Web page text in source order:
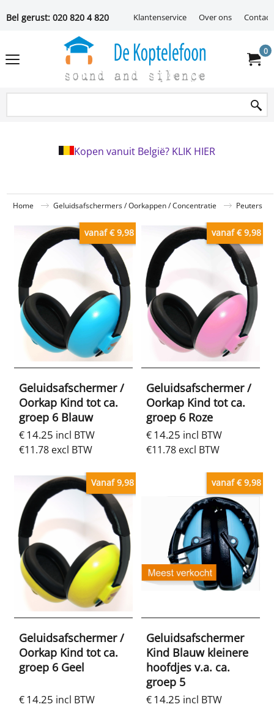
Bel gerust: 020 820 4 820 Klantenservice Over ons
0
Kopen vanuit België? KLIK HIER
Home Geluidsafschermers / Oorkappen / Concentratie Peuters
vanaf € 9,98
Geluidsafschermer /
Oorkap Kind tot ca.
groep 6 Blauw
€14.25 incl BTW
€11.78 excl BTW
vanaf € 9,98
Geluidsafschermer /
Oorkap Kind tot ca.
groep 6 Roze
€14.25 incl BTW
€11.78 excl BTW
Vanaf 9,98
Geluidsafschermer /
Oorkap Kind tot ca.
groep 6 Geel
€14.25 incl BTW
vanaf € 9,98
Geluidsafschermer
Kind Blauw kleinere
hoofdjes v.a. ca.
groep 5
€14.25 incl BTW